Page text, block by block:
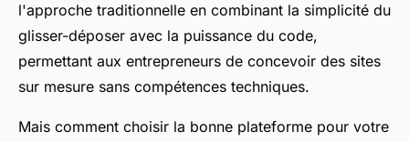
l'approche traditionnelle en combinant la simplicité du
glisser-déposer avec la puissance du code,
permettant aux entrepreneurs de concevoir des sites
sur mesure sans compétences techniques.
Mais comment choisir la bonne plateforme pour votre